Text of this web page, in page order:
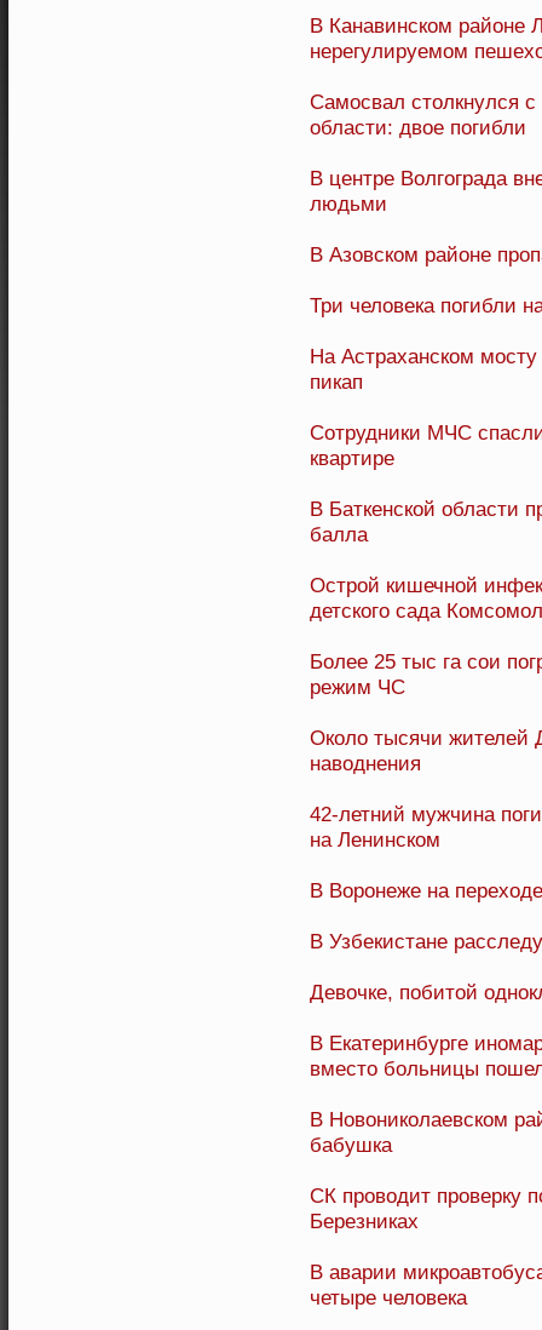
В Канавинском районе
нерегулируемом
Самосвал столкнулся
области: двое погибли
В центре Волгограда
людьми
В Азовском районе
Три человека погибли
На Астраханском мосту
пикап
Сотрудники МЧС спасли
квартире
В Баткенской области
балла
Острой кишечной
детского сада
Более 25 тыс га сои
режим ЧС
Около тысячи жителей
наводнения
42-летний мужчина
на Ленинском
В Воронеже на
В Узбекистане
Девочке, побитой
В Екатеринбурге
вместо больницы
В Новониколаевском
бабушка
СК проводит проверку
Березниках
В аварии
четыре человека